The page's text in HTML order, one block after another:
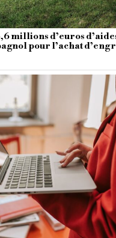
millions d’euros
pour l’achat